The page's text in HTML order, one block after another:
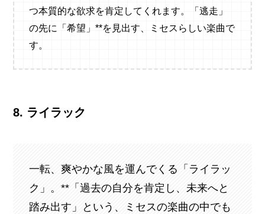
つ本質的な欲求を肯定してくれます。「逃走」
の先に「希望」**を見出す、ミセスらしい楽曲で
す。
8. ライラック
一転、爽やかな風を運んでくる「ライラッ
ク」。**「過去の自分を肯定し、未来へと
踏み出す」という、ミセスの楽曲の中でも